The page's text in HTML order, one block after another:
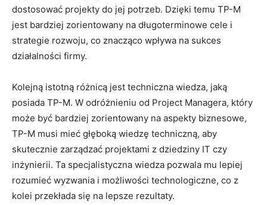
dostosować projekty do jej ‌potrzeb. Dzięki temu TP-M
⁢jest bardziej ⁢zorientowany na długoterminowe cele i
strategie ‍rozwoju,⁤ co‌ znacząco wpływa na sukces
działalności firmy.
Kolejną istotną różnicą ‌jest techniczna‍ wiedza, jaką
posiada TP-M. W odróżnieniu od ⁢Project⁣ Managera, który
może być bardziej‍ zorientowany na aspekty biznesowe,
TP-M musi ⁢mieć głęboką⁢ wiedzę techniczną, aby
skutecznie zarządzać projektami z dziedziny IT czy ​
inżynierii.‍ Ta specjalistyczna wiedza pozwala mu‌ lepiej
rozumieć⁤ wyzwania i możliwości technologiczne, co z
kolei przekłada się na lepsze rezultaty.